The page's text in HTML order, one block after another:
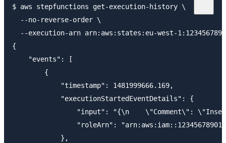
$ aws stepfunctions get-execution-history \
  --no-reverse-order \
--execution-arn arn:aws:states:eu-west-
{
    "events": [
        {
            "timestamp": 1481999666.169,
            "executionStartedEventDetails": {
"input": "{\n    \"Comment\":
"roleArn":
            },